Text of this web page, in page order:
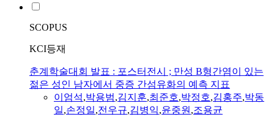
SCOPUS
KCI등재
춘계학술대회 발표 : 포스터전시 ; 만성 B형간염이 있는
젊은 성인 남자에서 중증 간섬유화의 예측 지표
이엄석,박용범,김지훈,최준호,박정호,김홍주,박동
일,손정일,전우규,김병익,윤중원,조용균